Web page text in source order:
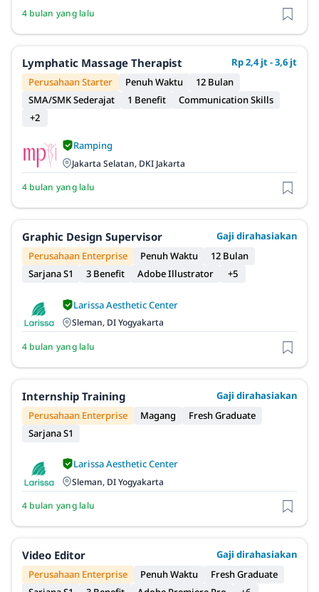
4 bulan yang lalu
Lymphatic Massage Therapist
Rp 2,4 jt - 3,6 jt
Perusahaan Starter
Penuh Waktu
12 Bulan
SMA/SMK Sederajat
1 Benefit
Communication Skills
+2
Ramping
Jakarta Selatan, DKI Jakarta
4 bulan yang lalu
Graphic Design Supervisor
Gaji dirahasiakan
Perusahaan Enterprise
Penuh Waktu
12 Bulan
Sarjana S1
3 Benefit Adobe Illustrator +5
Larissa Aesthetic Center
Sleman, DI Yogyakarta
4 bulan yang lalu
Internship Training
Gaji dirahasiakan
Perusahaan Enterprise
Magang
Fresh Graduate
Sarjana S1
Larissa Aesthetic Center
Sleman, DI Yogyakarta
4 bulan yang lalu
Video Editor
Gaji dirahasiakan
Perusahaan Enterprise
Penuh Waktu
Fresh Graduate